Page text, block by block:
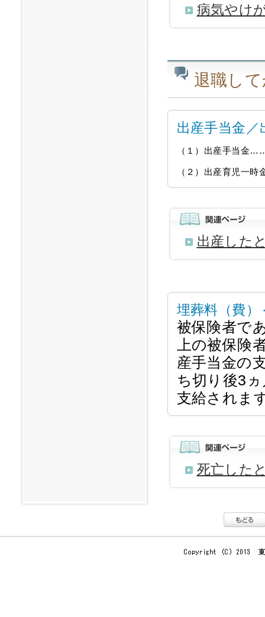
病気やけ
退職し
出産手当金
（１）出産手当
（２）出産育児一
出産した
埋葬料（費
被保険者で
上の被保険
産手当金の
ち切り後3
支給されま
死亡した